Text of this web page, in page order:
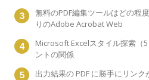
無料のPDF編集ツールはどの程
りのAdobe Acrobat Web
Microsoft Excelスタイル探索（
ントの関係
出力結果の PDF に勝手にリン